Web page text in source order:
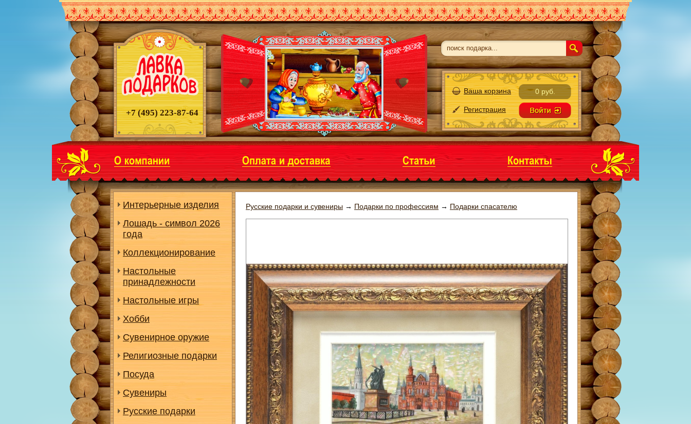
+7 (495) 223-87-64
Ваша корзина 0 руб.
Регистрация
Интерьерные изделия
Лошадь - символ 2026
года
Коллекционирование
Настольные
принадлежности
Настольные игры
Хобби
Сувенирное оружие
Религиозные подарки
Посуда
Сувениры
Русские подарки
Русские подарки и сувениры → Подарки по профессиям → Подарки спасателю